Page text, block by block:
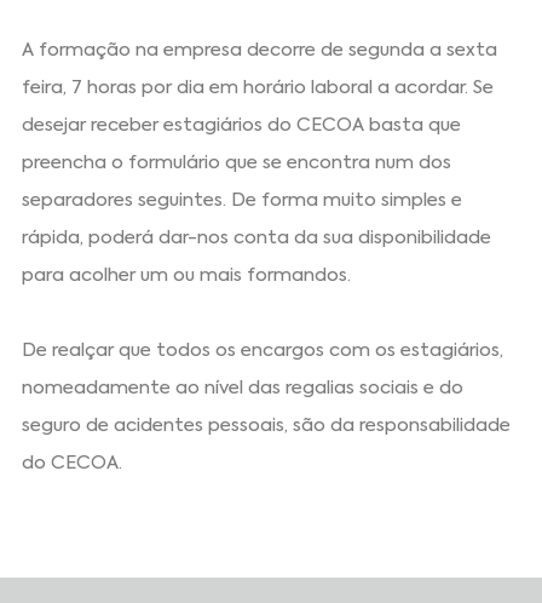
A formação na empresa decorre de segunda a sexta
feira, 7 horas por dia em horário laboral a acordar. Se
desejar receber estagiários do CECOA basta que
preencha o formulário que se encontra num dos
separadores seguintes. De forma muito simples e
rápida, poderá dar-nos conta da sua disponibilidade
para acolher um ou mais formandos.
De realçar que todos os encargos com os estagiários,
nomeadamente ao nível das regalias sociais e do
seguro de acidentes pessoais, são da responsabilidade
do CECOA.